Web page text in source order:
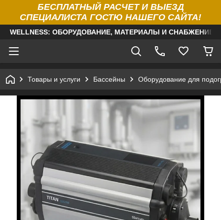
БЕСПЛАТНЫЙ РАСЧЕТ И ВЫЕЗД
СПЕЦИАЛИСТА ГОСТЮ НАШЕГО САЙТА!
WELLNESS: ОБОРУДОВАНИЕ, МАТЕРИАЛЫ И
Товары и услуги Бассейны Оборудование для